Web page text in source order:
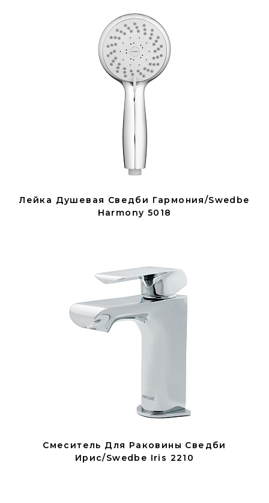
Лейка Душевая Сведби Гармония/Swedbe
Harmony 5018
Смеситель Для Раковины Сведби
Ирис/Swedbe Iris 2210